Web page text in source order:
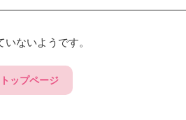
ないようです。
トップページ